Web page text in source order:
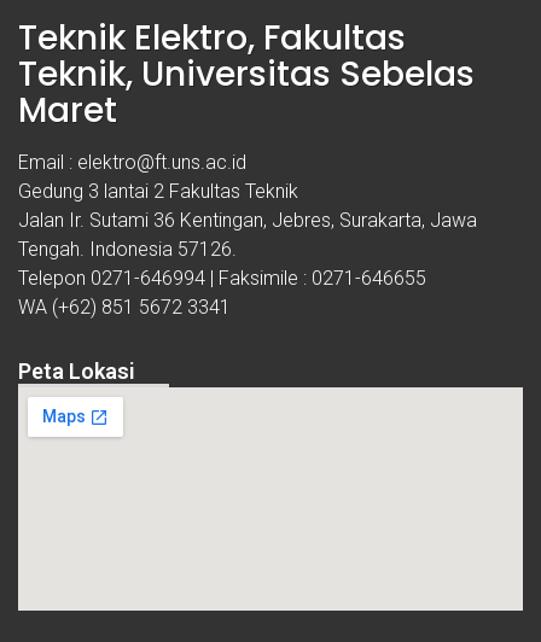
Teknik Elektro, Fakultas
Teknik, Universitas Sebelas
Maret
Email : elektro@ft.uns.ac.id
Gedung 3 lantai 2 Fakultas Teknik
Jalan Ir. Sutami 36 Kentingan, Jebres, Surakarta, Jawa
Tengah. Indonesia 57126.
Telepon 0271-646994 | Faksimile : 0271-646655
WA (+62) 851 5672 3341
Peta Lokasi